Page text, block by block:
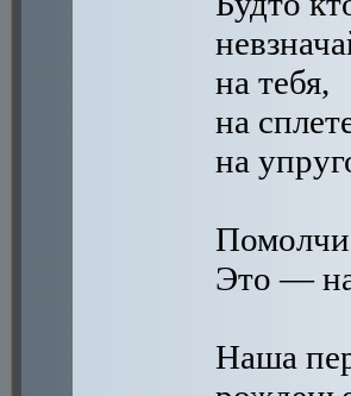
на тебя,
на
на
Это —
Наша